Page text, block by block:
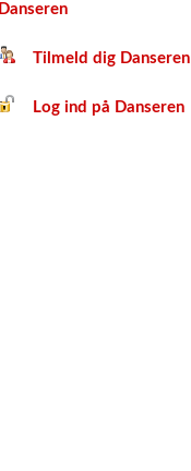
Danseren
Tilmeld dig Danseren
Log ind på Danseren